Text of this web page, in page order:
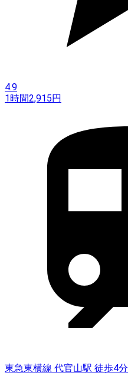
4.9
1時間2,915円
東急東横線 代官山駅 徒歩4分